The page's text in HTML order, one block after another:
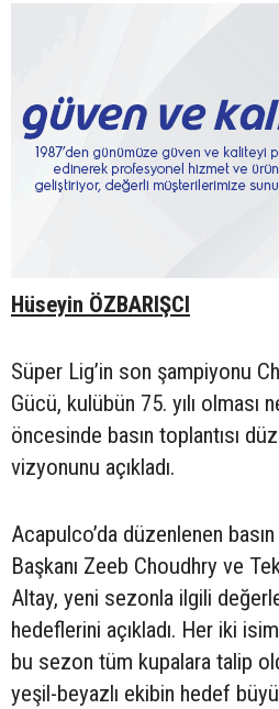
Hüseyin ÖZBARIŞCI
Süper Lig’in son şampiyonu
Gücü, kulübün 75. yılı olması
öncesinde basın toplantısı
vizyonunu açıkladı.
Acapulco’da düzenlenen
Başkanı Zeeb Choudhry ve
Altay, yeni sezonla ilgili
hedeflerini açıkladı. Her iki
bu sezon tüm kupalara talip
yeşil-beyazlı ekibin hedef